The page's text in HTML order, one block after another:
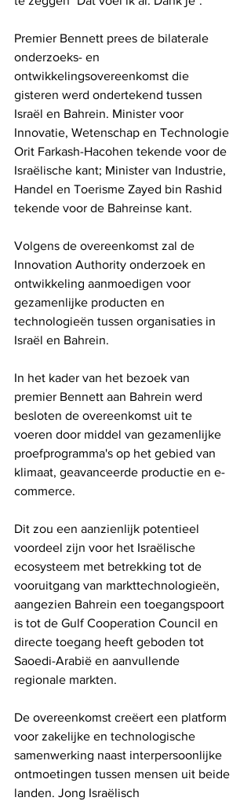
Premier Bennett prees de bilaterale
onderzoeks- en
ontwikkelingsovereenkomst die
gisteren werd ondertekend tussen
Israël en Bahrein. Minister voor
Innovatie, Wetenschap en Technologie
Orit Farkash-Hacohen tekende voor de
Israëlische kant; Minister van Industrie,
Handel en Toerisme Zayed bin Rashid
tekende voor de Bahreinse kant.
Volgens de overeenkomst zal de
Innovation Authority onderzoek en
ontwikkeling aanmoedigen voor
gezamenlijke producten en
technologieën tussen organisaties in
Israël en Bahrein.
In het kader van het bezoek van
premier Bennett aan Bahrein werd
besloten de overeenkomst uit te
voeren door middel van gezamenlijke
proefprogramma's op het gebied van
klimaat, geavanceerde productie en e-
commerce.
Dit zou een aanzienlijk potentieel
voordeel zijn voor het Israëlische
ecosysteem met betrekking tot de
vooruitgang van markttechnologieën,
aangezien Bahrein een toegangspoort
is tot de Gulf Cooperation Council en
directe toegang heeft geboden tot
Saoedi-Arabië en aanvullende
regionale markten.
De overeenkomst creëert een platform
voor zakelijke en technologische
samenwerking naast interpersoonlijke
ontmoetingen tussen mensen uit beide
landen. Jong Israëlisch